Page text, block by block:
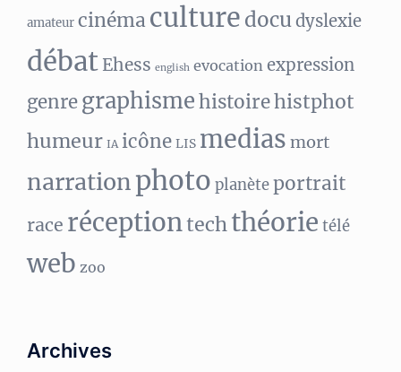
amateur cinémaculture docu dyslexie
débat Ehess english evocation expression
genregraphismehistoirehistphot
humeur IA icône LIS medias mort
narrationphoto planèteportrait
race réceptiontechthéorie télé
web zoo
Archives